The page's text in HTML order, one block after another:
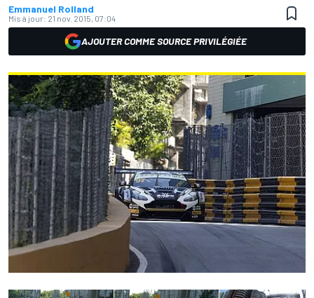
Emmanuel Rolland
Mis à jour: 21 nov. 2015, 07:04
AJOUTER COMME SOURCE PRIVILÉGIÉE